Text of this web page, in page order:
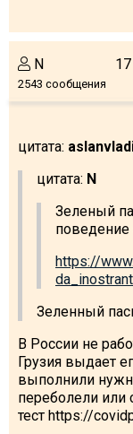
N
2543 сообщения
цитата:
цитата: N
Зеленый
поведение
https://
Зеленный
В России не
Грузия выдает
выполнили
переболели или
тест https://